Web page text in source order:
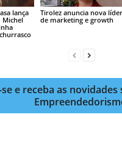
lança
Michel
Tirolez anuncia nova líder
de marketing e growth
e receba as